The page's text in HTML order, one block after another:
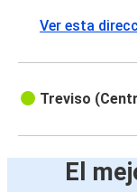
Ver esta
Treviso
El